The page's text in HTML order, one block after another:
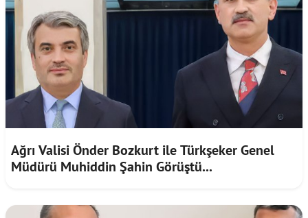
Ağrı Valisi Önder Bozkurt ile Türkşeker Genel
Müdürü Muhiddin Şahin Görüştü...